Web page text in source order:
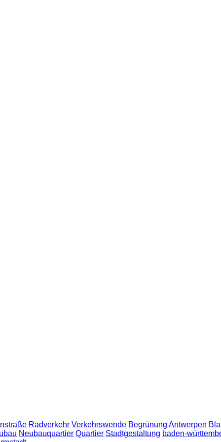
Radverkehr Verkehrswende Begrünung Antwerpen
Neubauquartier Quartier Stadtgestaltung baden-